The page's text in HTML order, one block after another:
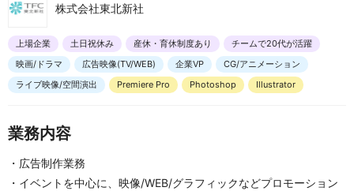
株式会社東北新社
上場企業 土日祝休み 産休・育休制度あり
チームで20代が活躍
映画/ドラマ
広告映像(TV/WEB) 企業VP
CG/アニメーション
ライブ映像/空間演出
Premiere Pro Photoshop Illustrator
業務内容
・広告制作業務
・イベントを中心に、映像/WEB/グラフィックなどプロモーション